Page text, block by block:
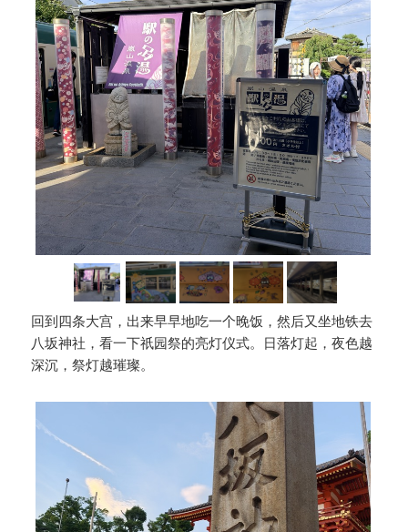
回到四条大宫，出来早早地吃一个晚饭，然后又坐地铁去
八坂神社，看一下祇园祭的亮灯仪式。日落灯起，夜色越
深沉，祭灯越璀璨。